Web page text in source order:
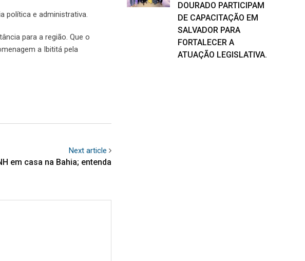
política e administrativa.
para a região. Que o
a Ibititá pela
Next article
em casa na Bahia; entenda
DOURADO PARTICIPAM
DE CAPACITAÇÃO EM
SALVADOR PARA
FORTALECER A
ATUAÇÃO LEGISLATIVA.